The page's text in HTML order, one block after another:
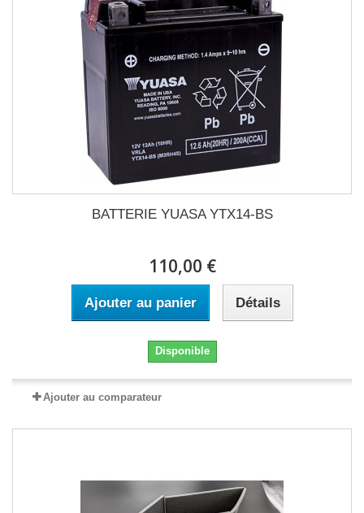
BATTERIE YUASA YTX14-BS
110,00 €
Ajouter au panier Détails
Disponible
Ajouter au comparateur